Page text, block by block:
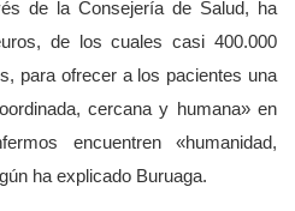
de la Consejería de Salud, ha
de los cuales casi 400.000
para ofrecer a los pacientes una
cercana y humana» en
encuentren «humanidad,
ha explicado Buruaga.